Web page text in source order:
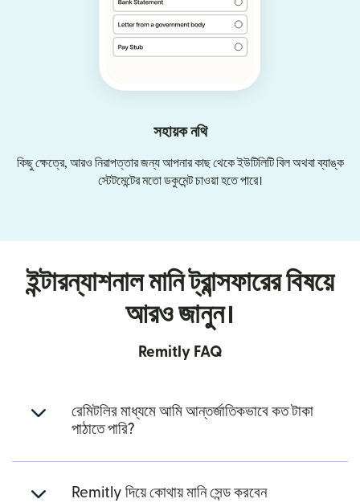
সহায়ক নথি
কিছু ক্ষেত্রে, আরও নিরাপত্তার জন্য আপনার কাছ থেকে ইউটিলিটি বিল অথবা ব্যাঙ্ক
স্টেটমেন্টের মতো ডকুমেন্ট চাওয়া হতে পারে।
ইন্টারন্যাশনাল মানি ট্রান্সফারের বিষয়ে
আরও জানুন।
Remitly FAQ
রেমিটলির মাধ্যমে আমি আন্তর্জাতিকভাবে কত টাকা
পাঠাতে পারি?
Remitly দিয়ে কোথায় মানি সেন্ড করবেন